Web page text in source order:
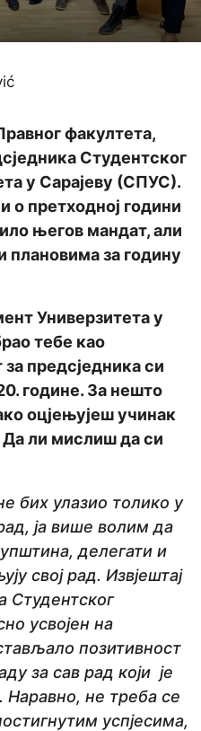
факултета,
Студентског
у Сарајеву (СПУС).
о претходној години
његов мандат, али
плановима за годину
Универзитета у
тебе као
предсједника си
године. За нешто
оцјењујеш учинак
Да ли мислиш да си
бих улазио толико у
ја више волим да
делегати и
свој рад. Извјештај
Студентског
усвојен на
позитивност
за сав рад који је
не треба се
успјесима,